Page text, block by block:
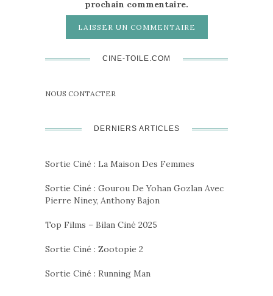
prochain commentaire.
CINE-TOILE.COM
NOUS CONTACTER
DERNIERS ARTICLES
Sortie Ciné : La Maison Des Femmes
Sortie Ciné : Gourou De Yohan Gozlan Avec
Pierre Niney, Anthony Bajon
Top Films – Bilan Ciné 2025
Sortie Ciné : Zootopie 2
Sortie Ciné : Running Man